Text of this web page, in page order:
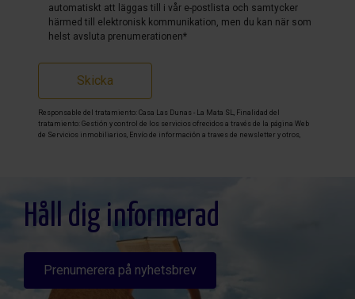
automatiskt att läggas till i vår e-postlista och samtycker
härmed till elektronisk kommunikation, men du kan när som
helst avsluta prenumerationen*
Skicka
Responsable del tratamiento: Casa Las Dunas - La Mata SL, Finalidad del
tratamiento: Gestión y control de los servicios ofrecidos a través de la página Web
de Servicios inmobiliarios, Envío de información a traves de newsletter y otros,
detallada sobre protección de datos
Håll dig informerad
Prenumerera på nyhetsbrev